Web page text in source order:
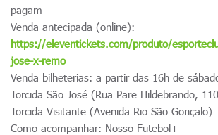
pagam
Venda antecipada (online):
https://eleventickets.com/produto/
jose-x-remo
Venda bilheterias: a partir das 16h de
Torcida São José (Rua Pare Hildebrando,
Torcida Visitante (Avenida Rio São Gonçalo)
Como acompanhar: Nosso Futebol+